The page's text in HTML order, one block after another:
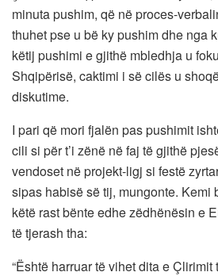
minuta pushim, që në proces-
thuhet pse u bë ky pushim dhe nga
këtij pushimi e gjithë mbledhja u
Shqipërisë, caktimi i së cilës u
diskutime.
I pari që mori fjalën pas pushimit
cili si për t’i zënë në faj të gjithë
vendoset në projekt-ligj si festë
sipas habisë së tij, mungonte. Kemi
këtë rast bënte edhe zëdhënësin e
të tjerash tha:
“Është harruar të vihet dita e